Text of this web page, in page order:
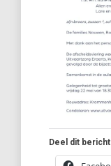
Deel dit